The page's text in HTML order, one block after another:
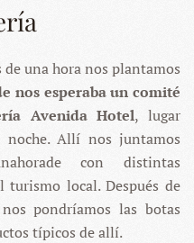
una hora nos plantamos
nos esperaba un comité
Avenida Hotel, lugar
noche. Allí nos juntamos
con distintas
local. Después de
pondríamos las botas
típicos de allí.